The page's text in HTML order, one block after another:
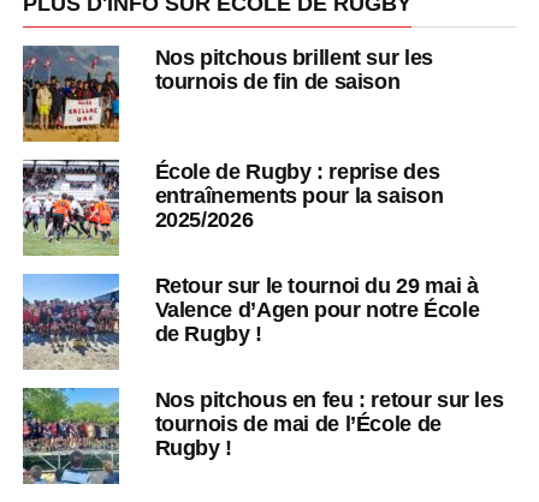
Nos pitchous brillent sur les
tournois de fin de saison
École de Rugby : reprise des
entraînements pour la saison
2025/2026
Retour sur le tournoi du 29 mai à
Valence d’Agen pour notre École
de Rugby !
Nos pitchous en feu : retour sur les
tournois de mai de l’École de
Rugby !